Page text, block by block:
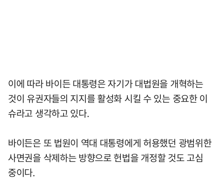
이에 따라 바이든 대통령은 자기가 대법원을 개혁하는
것이 유권자들의 지지를 활성화 시킬 수 있는 중요한 이
슈라고 생각하고 있다.
바이든은 또 법원이 역대 대통령에게 허용했던 광범위한
사면권을 삭제하는 방향으로 헌법을 개정할 것도 고심
중이다.